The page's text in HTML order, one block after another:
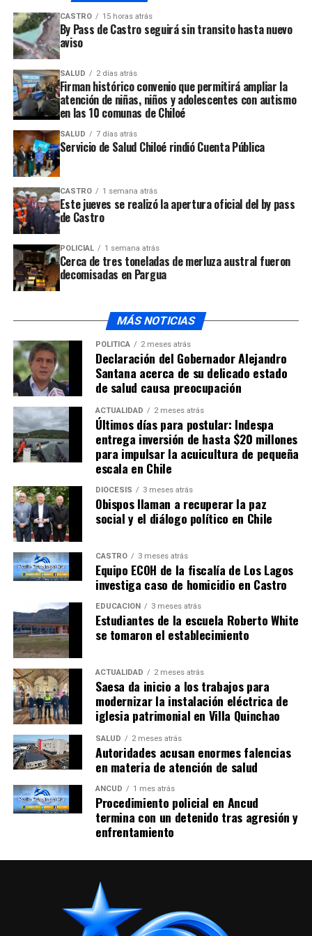
audio
En este sentido, el Coordinador para el Estado de la
visita del Papa Francisco, Benito Baranda, expresó que
este programa se realizó de acuerdo a los
requerimientos del Santo Padre y también de los fieles
que asistirán a estos encuentros.
Reproductor
de
audio
00:00
El detalle de estos encuentros y los horarios serán
entregados en el programa oficial de la Visita, lo cual se
estima que suceda dos meses antes de la llegada del
Papa Francisco a Chile.
ARTÍCULOS RELACIONADOS:
UP NEXT
Comité Permanente de la Conferencia Episcopal se
pronuncia por despenalización del aborto
Anuncian fecha de visita del Papa Francisco a Chile
CASTRO 15 horas atrás
By Pass de Castro seguirá sin transito hasta nuevo
aviso
SALUD 2 días atrás
Firman histórico convenio que permitirá ampliar la
atención de niñas, niños y adolescentes con autismo
en las 10 comunas de Chiloé
SALUD 7 días atrás
Servicio de Salud Chiloé rindió Cuenta Pública
CASTRO 1 semana atrás
Este jueves se realizó la apertura oficial del by pass
de Castro
POLICIAL 1 semana atrás
Cerca de tres toneladas de merluza austral fueron
decomisadas en Pargua
MÁS NOTICIAS
POLÍTICA 2 meses atrás
Declaración del Gobernador Alejandro
Santana acerca de su delicado estado
de salud causa preocupación
ACTUALIDAD 2 meses atrás
Últimos días para postular: Indespa
entrega inversión de hasta $20 millones
para impulsar la acuicultura de pequeña
escala en Chile
DIÓCESIS 3 meses atrás
Obispos llaman a recuperar la paz
social y el diálogo político en Chile
CASTRO 3 meses atrás
Equipo ECOH de la fiscalía de Los Lagos
investiga caso de homicidio en Castro
EDUCACIÓN 3 meses atrás
Estudiantes de la escuela Roberto White
se tomaron el establecimiento
ACTUALIDAD 2 meses atrás
Saesa da inicio a los trabajos para
modernizar la instalación eléctrica de
iglesia patrimonial en Villa Quinchao
SALUD 2 meses atrás
Autoridades acusan enormes falencias
en materia de atención de salud
ANCUD 1 mes atrás
Procedimiento policial en Ancud
termina con un detenido tras agresión y
enfrentamiento